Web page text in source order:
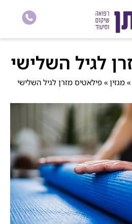
לגיל השלישי
» מגזין » פילאטיס מזרן לגיל השלישי